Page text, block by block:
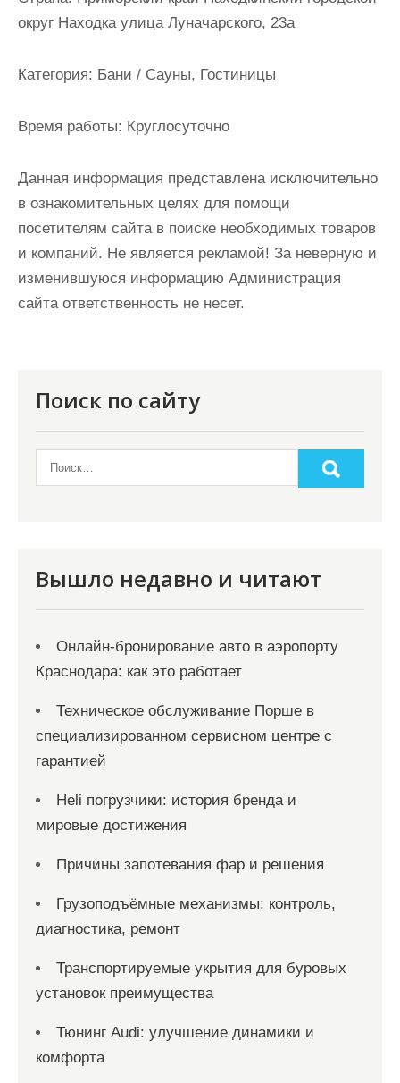
округ Находка улица Луначарского, 23а
Категория: Бани / Сауны, Гостиницы
Время работы: Круглосуточно
Данная информация представлена исключительно
в ознакомительных целях для помощи
посетителям сайта в поиске необходимых товаров
и компаний. Не является рекламой! За неверную и
изменившуюся информацию Администрация
сайта ответственность не несет.
Поиск по сайту
Вышло недавно и читают
Онлайн‑бронирование авто в аэропорту
Краснодара: как это работает
Техническое обслуживание Порше в
специализированном сервисном центре с
гарантией
Heli погрузчики: история бренда и
мировые достижения
Причины запотевания фар и решения
Грузоподъёмные механизмы: контроль,
диагностика, ремонт
Транспортируемые укрытия для буровых
установок преимущества
Тюнинг Audi: улучшение динамики и
комфорта